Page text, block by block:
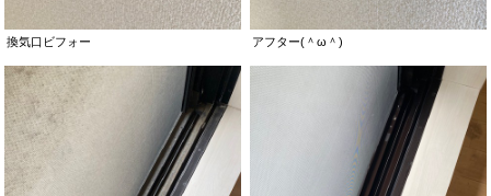
換気口ビフォー アフター(＾ω＾)